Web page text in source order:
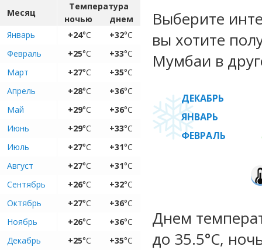
Месяц
Температура
ночью
днем
Январь
+24°C +32°C
Февраль
+25°C +33°C
Март
+27°C +35°C
Апрель
+28°C +36°C
Май
+29°C +36°C
Июнь
+29°C +33°C
Июль
+27°C +31°C
Август
+27°C +31°C
Сентябрь
+26°C +32°C
Октябрь
+27°C +36°C
Ноябрь
+26°C +36°C
Декабрь
+25°C +35°C
Выберите
вы хотите
Мумбаи в
ДЕКАБРЬ
ЯНВАРЬ
ФЕВРАЛЬ
Днем
до 35.5°C,